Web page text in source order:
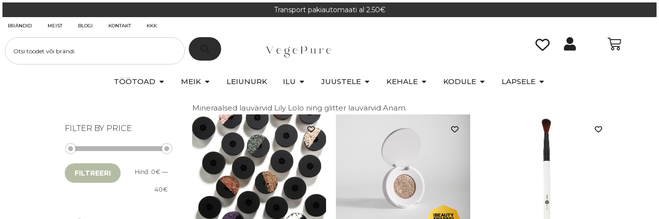
Transport pakiautomaati al 2.50€
BRÄNDID MEIST BLOGI KONTAKT KKK
TÖÖTOAD MEIK LEIUNURK ILU JUUSTELE KEHALE KODULE LAPSELE
Mineraalsed lauvärvid Lily Lolo ning glitter lauvärvid Anam.
FILTER BY PRICE
FILTREERI Hind: 0€ —
40€